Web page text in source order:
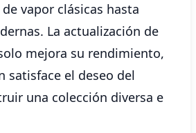
vapor clásicas hasta
La actualización de
mejora su rendimiento,
satisface el deseo del
una colección diversa e